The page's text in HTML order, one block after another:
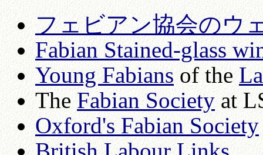
フェビアン協会のウ
Fabian Stained-glass
Young Fabiansof the
TheFabian Societyat
Oxford's Fabian Society